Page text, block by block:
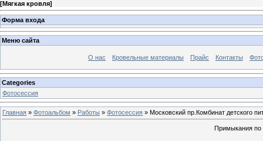
[Мягкая кровля]
Форма входа
Меню сайта
О нас Кровельные материалы Прайс Контакты
Categories
Фотосессия
Главная » Фотоальбом » Работы » Фотосессия » Московский пр.Комбинат детского
Примыкания по